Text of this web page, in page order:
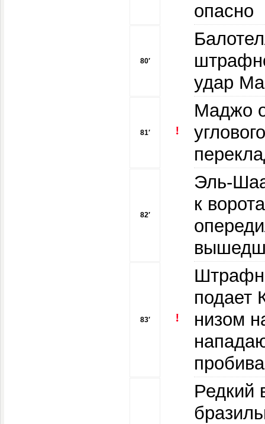
опасно
80′
удар
81′
Маджо
82′
Эль-
к
83′
подает
низом
Редкий